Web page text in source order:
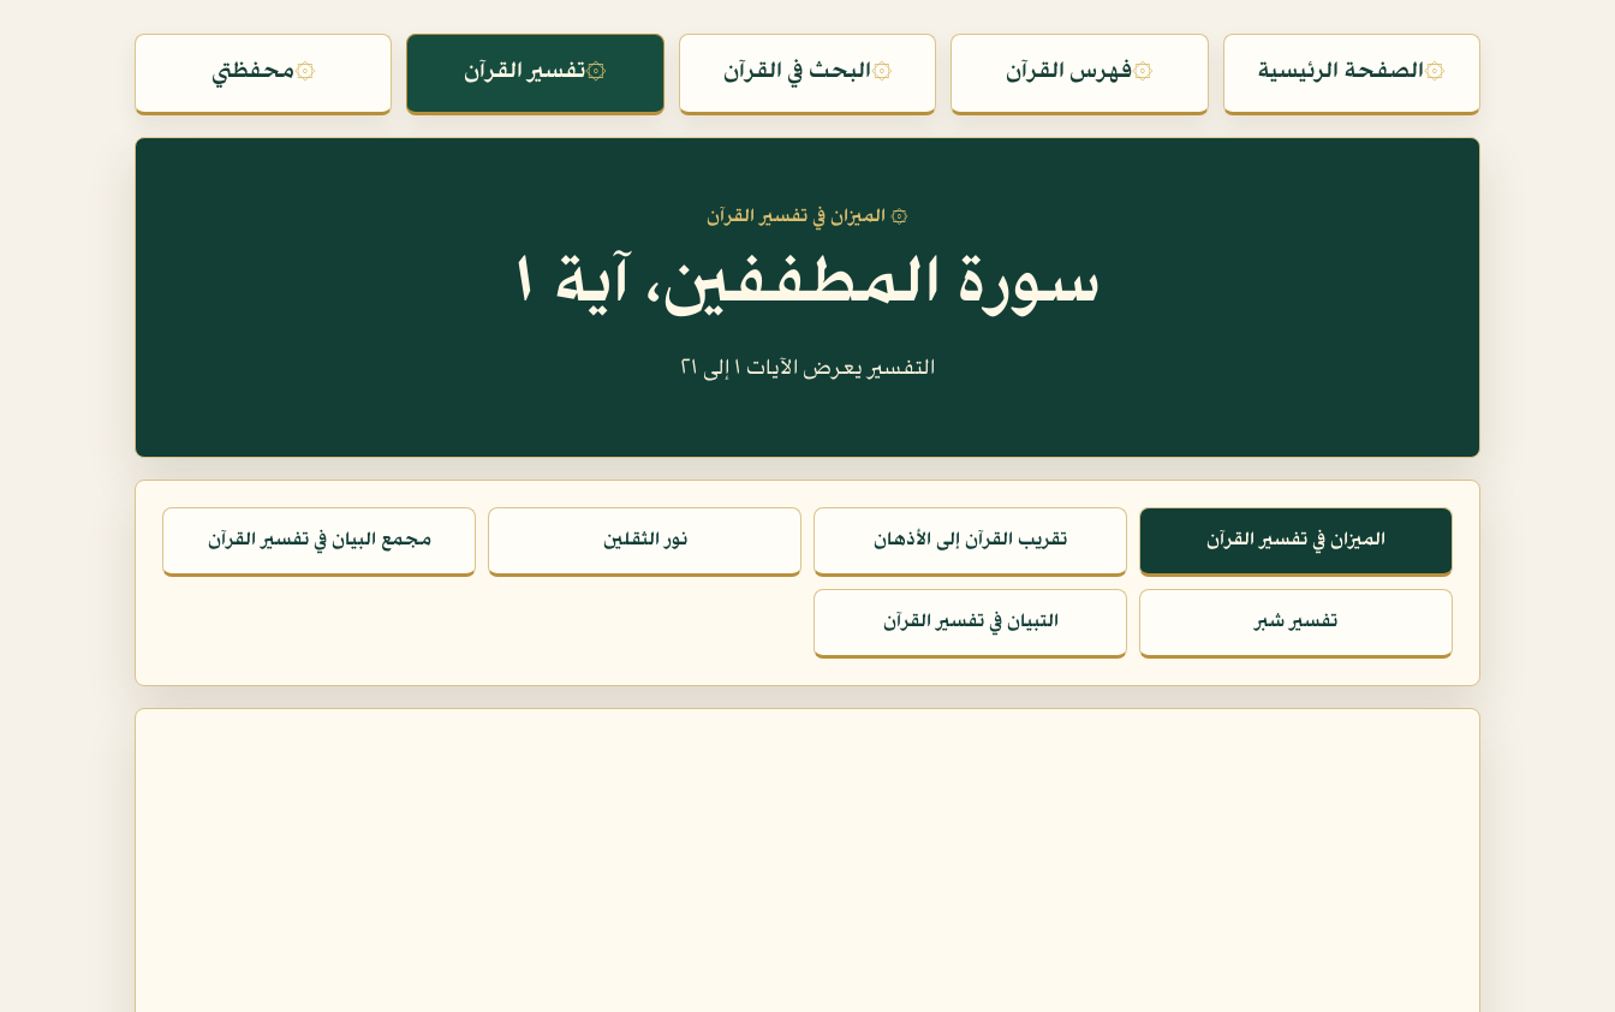
۞الصفحة الرئيسية ۞فهرس القرآن ۞البحث في القرآن ۞تفسير القرآن ۞محفظتي
۞ الميزان في تفسير القرآن
سورة المطففين، آية ١
التفسير يعرض الآيات ١ إلى ٢١
الميزان في تفسير القرآن تقريب القرآن إلى الأذهان نور الثقلين مجمع البيان في تفسير القرآن
تفسير شبر التبيان في تفسير القرآن